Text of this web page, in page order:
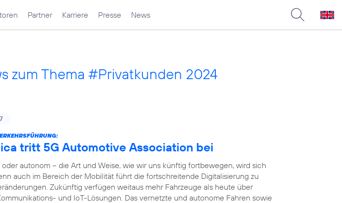
Partner Karriere Presse News
zum Thema #Privatkunden 2024
tritt 5G Automotive Association bei
autonom – die Art und Weise, wie wir uns künftig fortbewegen, wird sich
auch im Bereich der Mobilität führt die fortschreitende Digitalisierung zu
Zukünftig verfügen weitaus mehr Fahrzeuge als heute über
und IoT-Lösungen. Das vernetzte und autonome Fahren sowie